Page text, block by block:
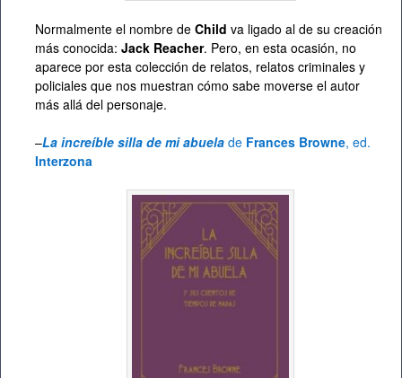
Normalmente el nombre de Child va ligado al de su creación
más conocida: Jack Reacher. Pero, en esta ocasión, no
aparece por esta colección de relatos, relatos criminales y
policiales que nos muestran cómo sabe moverse el autor
más allá del personaje.
–La increíble silla de mi abuela de Frances Browne, ed.
Interzona